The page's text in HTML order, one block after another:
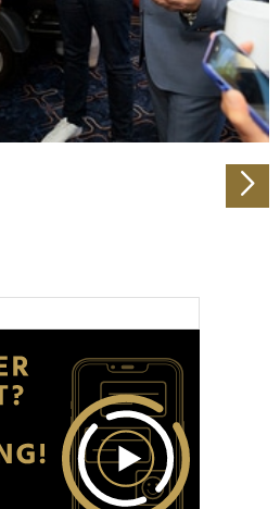
um Inhalte und Anzeigen zu
für soziale Medien anbieten
auf unsere Website zu
wir Informationen zu Ihrer
an unsere Partner für
möglicherweise mit
die Sie ihnen bereitgestellt